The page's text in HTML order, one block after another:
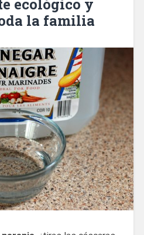
ecológico y
la familia